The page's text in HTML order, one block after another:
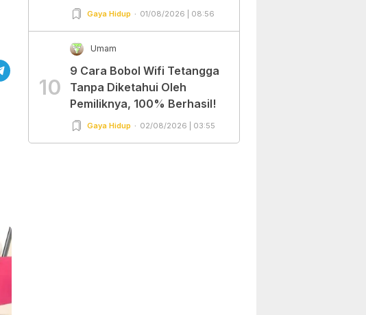
Gaya Hidup 01/08/2026 | 08:56
10
Umam
9 Cara Bobol Wifi Tetangga
Tanpa Diketahui Oleh
Pemiliknya, 100% Berhasil!
Gaya Hidup 02/08/2026 | 03:55